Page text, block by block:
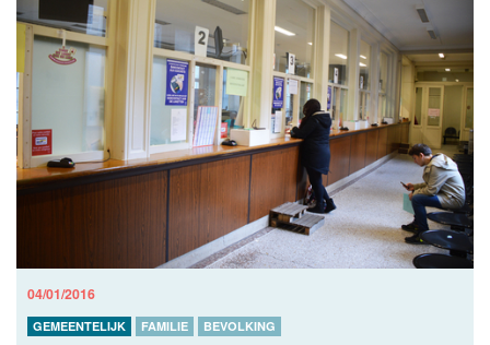
04/01/2016
GEMEENTELIJK FAMILIE BEVOLKING